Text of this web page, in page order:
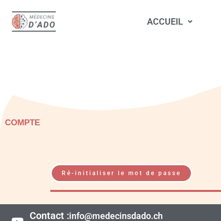
contenu
ACCUEIL
COMPTE
Ré-initialiser le mot de passe
Y Contact :info@medecinsdado.ch